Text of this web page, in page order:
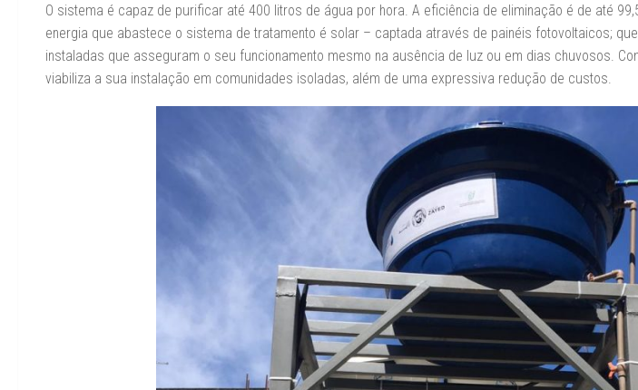
O sistema é capaz de purificar até 400 litros de água por hora. A eficiência de eliminação é de até
energia que abastece o sistema de tratamento é solar – captada através de painéis fotovoltaicos;
instaladas que asseguram o seu funcionamento mesmo na ausência de luz ou em dias chuvosos.
viabiliza a sua instalação em comunidades isoladas, além de uma expressiva redução de custos.